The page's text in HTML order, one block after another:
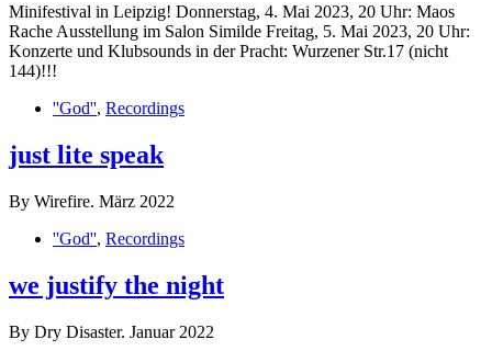
Minifestival in Leipzig! Donnerstag, 4. Mai 2023, 20 Uhr: Maos
Rache Ausstellung im Salon Similde Freitag, 5. Mai 2023, 20 Uhr:
Konzerte und Klubsounds in der Pracht: Wurzener Str.17 (nicht
144)!!!
''God'', Recordings
just lite speak
By Wirefire. März 2022
''God'', Recordings
we justify the night
By Dry Disaster. Januar 2022